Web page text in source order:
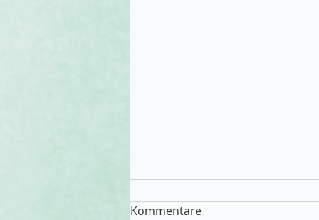
Kommentare